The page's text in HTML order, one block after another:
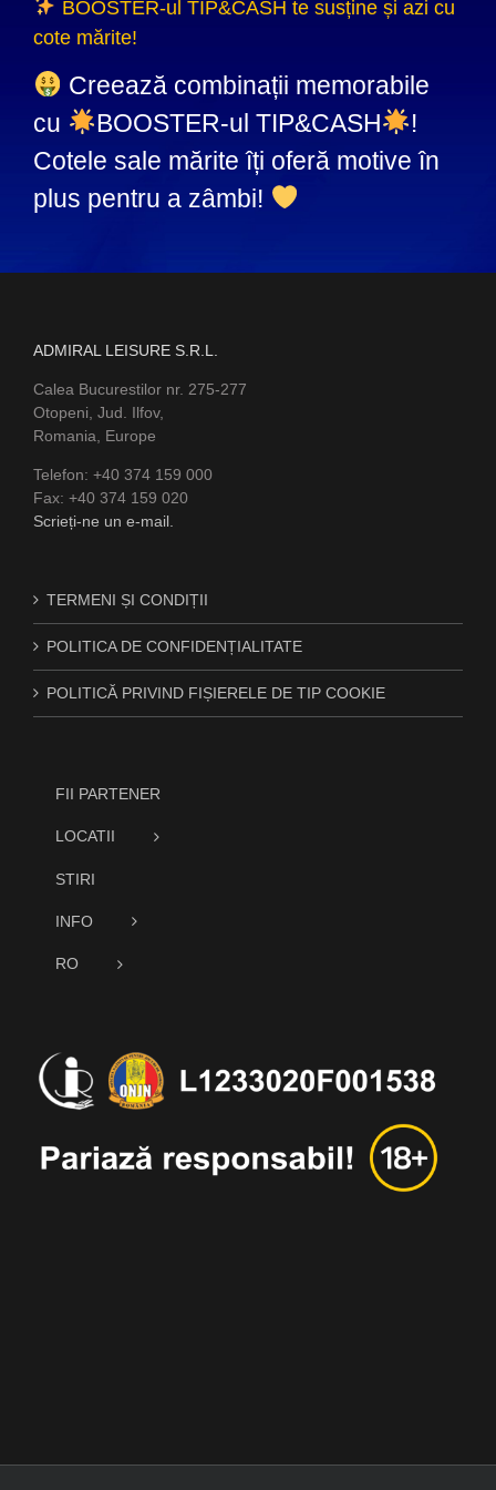
BOOSTER-ul TIP&CASH te susține și azi cu
cote mărite!
Creează combinații memorabile
cu
BOOSTER-ul TIP&CASH
!
Cotele sale mărite îți oferă motive în
plus pentru a zâmbi!
ADMIRAL LEISURE S.R.L.
Calea Bucurestilor nr. 275-277
Otopeni, Jud. Ilfov,
Romania, Europe
Telefon: +40 374 159 000
Fax: +40 374 159 020
Scrieți-ne un e-mail.
TERMENI ȘI CONDIȚII
POLITICA DE CONFIDENȚIALITATE
POLITICĂ PRIVIND FIȘIERELE DE TIP COOKIE
FII PARTENER
LOCATII
STIRI
INFO
RO